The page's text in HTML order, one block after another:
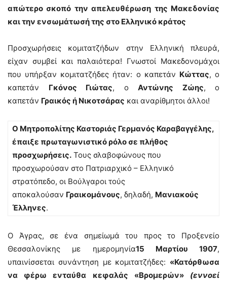
απώτερο σκοπό την απελευθέρωση της Μακεδονίας
και την ενσωμάτωσή της στο Ελληνικό κράτος
Προσχωρήσεις κομιτατζήδων στην Ελληνική πλευρά,
είχαν συμβεί και παλαιότερα! Γνωστοί Μακεδονομάχοι
που υπήρξαν κομιτατζήδες ήταν: ο καπετάν Κώττας, ο
καπετάν Γκόνος Γιώτας, ο Αντώνης Ζώης, ο
καπετάν Γραικός ή Νικοτσάρας και αναρίθμητοι άλλοι!
Ο Μητροπολίτης Καστοριάς Γερμανός Καραβαγγέλης,
έπαιξε πρωταγωνιστικό ρόλο σε πλήθος
προσχωρήσεις. Τους σλαβοφώνους που
προσχωρούσαν στο Πατριαρχικό – Ελληνικό
στρατόπεδο, οι Βούλγαροι τούς
αποκαλούσαν Γραικομάνους, δηλαδή, Μανιακούς
Έλληνες.
Ο Άγρας, σε ένα σημείωμά του προς το Προξενείο
Θεσσαλονίκης με ημερομηνία15 Μαρτίου 1907,
υπαινίσσεται συνάντηση με κομιτατζήδες: «Κατόρθωσα
να φέρω ενταύθα κεφαλάς «Βρομερών» (εννοεί